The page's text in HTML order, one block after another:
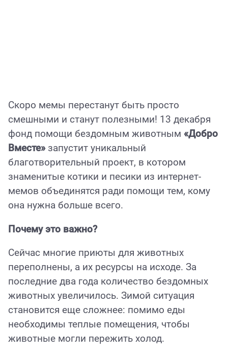
Скоро мемы перестанут быть просто
смешными и станут полезными! 13 декабря
фонд помощи бездомным животным «Добро
Вместе»запустит уникальный
благотворительный проект, в котором
знаменитые котики и песики из интернет-
мемов объединятся ради помощи тем, кому
она нужна больше всего.
Почему это важно?
Сейчас многие приюты для животных
переполнены, а их ресурсы на исходе. За
последние два года количество бездомных
животных увеличилось. Зимой ситуация
становится еще сложнее: помимо еды
необходимы теплые помещения, чтобы
животные могли пережить холод.